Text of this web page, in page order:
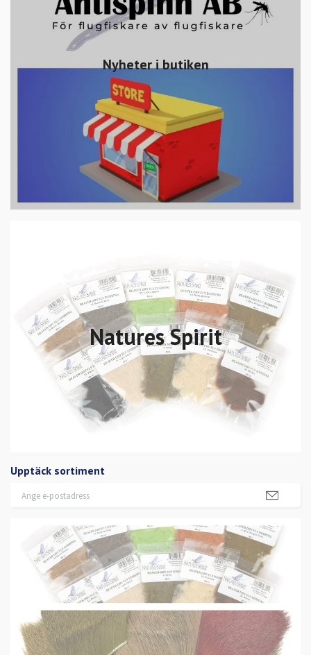
Nyheter i butiken
Natures Spirit
Upptäck sortiment